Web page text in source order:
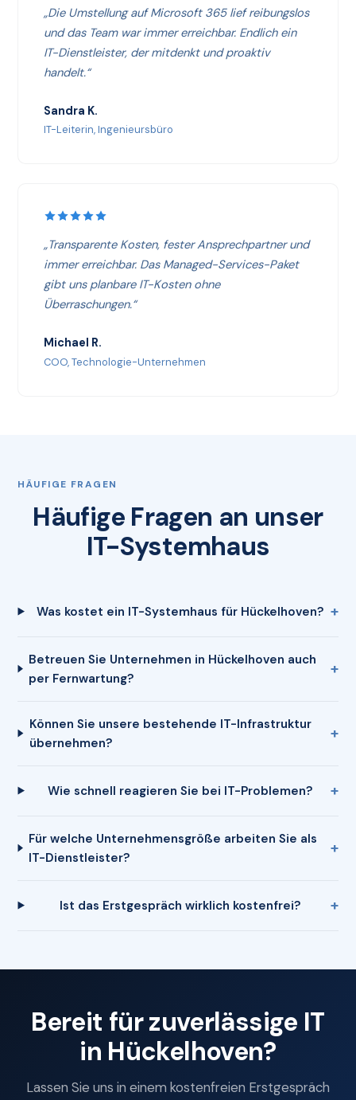
„Die Umstellung auf Microsoft 365 lief reibungslos
und das Team war immer erreichbar. Endlich ein
IT-Dienstleister, der mitdenkt und proaktiv
handelt.“
Sandra K.
IT-Leiterin, Ingenieursbüro
„Transparente Kosten, fester Ansprechpartner und
immer erreichbar. Das Managed-Services-Paket
gibt uns planbare IT-Kosten ohne
Überraschungen.“
Michael R.
COO, Technologie-Unternehmen
HÄUFIGE FRAGEN
Häufige Fragen an unser
IT-Systemhaus
Was kostet ein IT-Systemhaus für Hückelhoven?
Betreuen Sie Unternehmen in Hückelhoven auch
per Fernwartung?
Können Sie unsere bestehende IT-Infrastruktur
übernehmen?
Wie schnell reagieren Sie bei IT-Problemen?
Für welche Unternehmensgröße arbeiten Sie als
IT-Dienstleister?
Ist das Erstgespräch wirklich kostenfrei?
Bereit für zuverlässige IT
in Hückelhoven?
Lassen Sie uns in einem kostenfreien Erstgespräch